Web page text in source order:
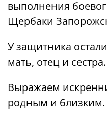
выполнения
Щербаки
У защитника
мать, отец и сестра.
Выражаем
родным и близким.